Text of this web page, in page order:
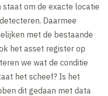
om de exacte locatie
Daarmee
met de bestaande
het asset register op
we wat de conditie
het scheef? Is het
dit gedaan met data